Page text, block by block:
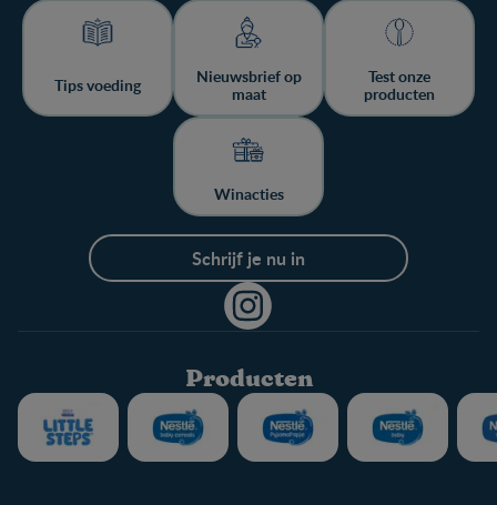
Tips voeding
Nieuwsbrief op
maat
Test onze
producten
Winacties
Schrijf je nu in
Producten